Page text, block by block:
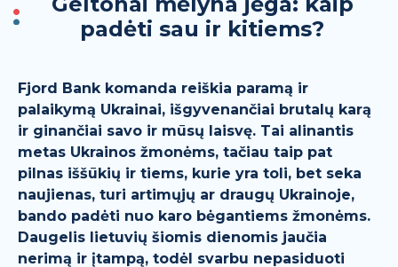
APIE MUS
Komanda
Naujienos ir patarimai
Kainoraštis
Naudinga informacija
Finansinės ataskaitos
padėti sau ir kitiems?
Fjord Bank komanda reiškia paramą ir
palaikymą Ukrainai, išgyvenančiai brutalų karą
ir ginančiai savo ir mūsų laisvę. Tai alinantis
metas Ukrainos žmonėms, tačiau taip pat
pilnas iššūkių ir tiems, kurie yra toli, bet seka
naujienas, turi artimųjų ar draugų Ukrainoje,
bando padėti nuo karo bėgantiems žmonėms.
Daugelis lietuvių šiomis dienomis jaučia
nerimą ir įtampą, todėl svarbu nepasiduoti